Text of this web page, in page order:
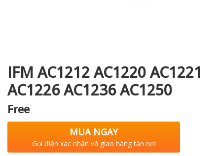
IFM AC1212 AC1220 AC1221
AC1226 AC1236 AC1250
Free
MUA NGAY
Gọi điện xác nhận và giao hàng tận nơi